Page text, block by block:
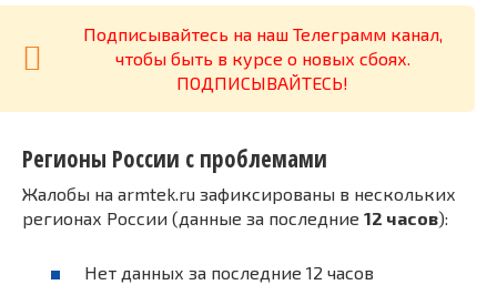
Подписывайтесь на наш Телеграмм канал,
чтобы быть в курсе о новых сбоях.
ПОДПИСЫВАЙТЕСЬ!
Регионы России с проблемами
Жалобы на armtek.ru зафиксированы в нескольких
регионах России (данные за последние 12 часов):
Нет данных за последние 12 часов